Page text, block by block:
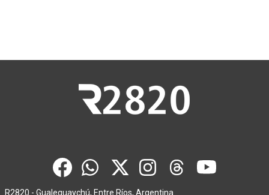
R2820 - Gualeguaychú, Entre Ríos, Argentina